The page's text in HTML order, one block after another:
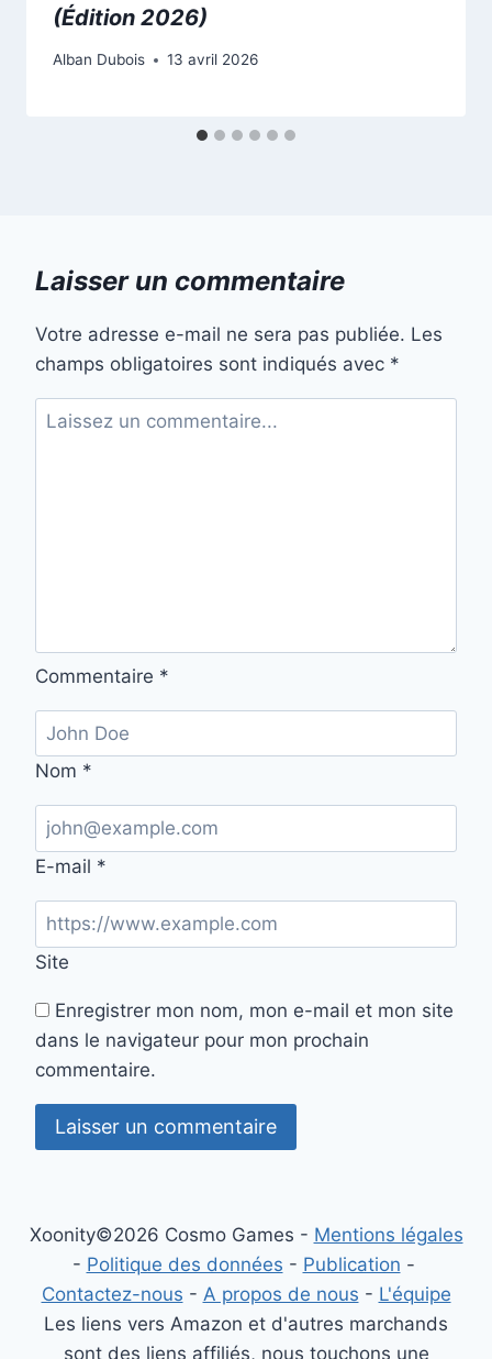
(Édition 2026)
Alban Dubois 13 avril 2026
Laisser un commentaire
Votre adresse e-mail ne sera pas publiée. Les
champs obligatoires sont indiqués avec *
Commentaire *
Nom *
E-mail *
Site
Enregistrer mon nom, mon e-mail et mon site
dans le navigateur pour mon prochain
commentaire.
Xoonity©2026 Cosmo Games - Mentions légales
- Politique des données - Publication -
Contactez-nous - A propos de nous - L'équipe
Les liens vers Amazon et d'autres marchands
sont des liens affiliés, nous touchons une